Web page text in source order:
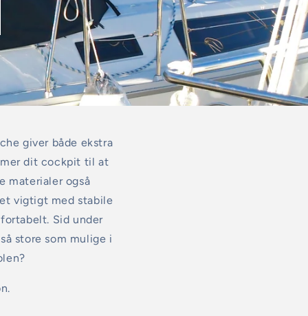
giver både ekstra
dit cockpit til at
materialer også
vigtigt med stabile
Sid under
store som mulige i